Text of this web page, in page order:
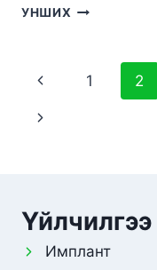
УНШИХ ӨВДӨЛТГҮЙ
Page
navigation
Previous
Page
1 2
Next
Үйлчилгээ
Имплант